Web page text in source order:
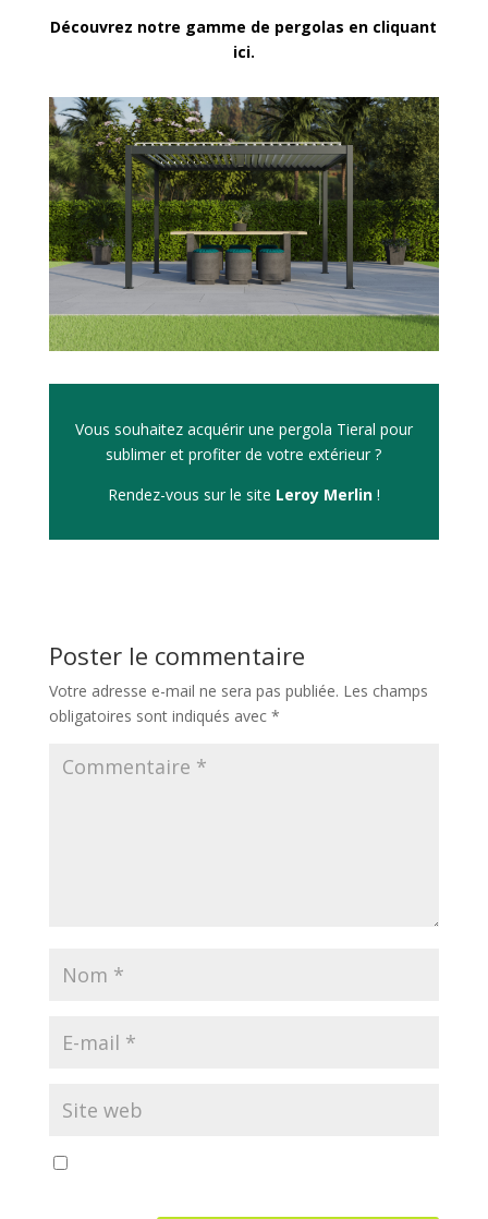
Découvrez notre gamme de pergolas en cliquant
ici.
Vous souhaitez acquérir une pergola Tieral pour
sublimer et profiter de votre extérieur ?
Rendez-vous sur le site Leroy Merlin!
Poster le commentaire
Votre adresse e-mail ne sera pas publiée. Les champs
obligatoires sont indiqués avec *